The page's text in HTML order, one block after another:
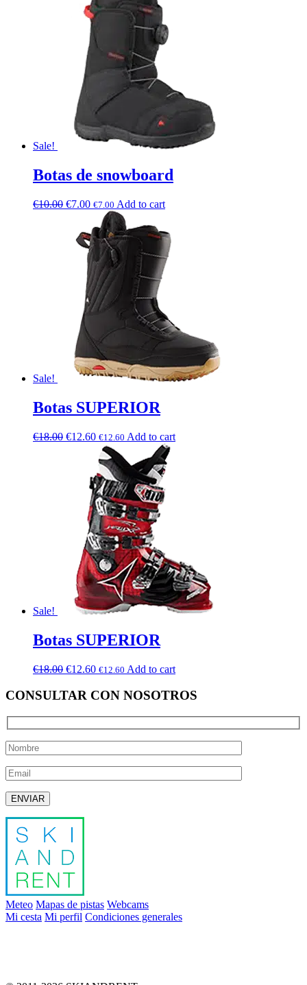
Sale!
Botas de snowboard
€10.00 €7.00 €7.00 Add to cart
Sale!
Botas SUPERIOR
€18.00 €12.60 €12.60 Add to cart
Sale!
Botas SUPERIOR
€18.00 €12.60 €12.60 Add to cart
CONSULTAR CON NOSOTROS
Deja este campo vacío.
Meteo Mapas de pistas Webcams
Mi cesta Mi perfil Condiciones generales